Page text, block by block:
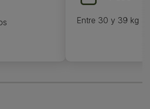
Entre 30 y 39 kg